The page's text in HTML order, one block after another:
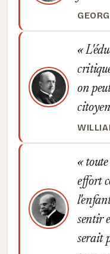
on
toute
effort
sentir
serait